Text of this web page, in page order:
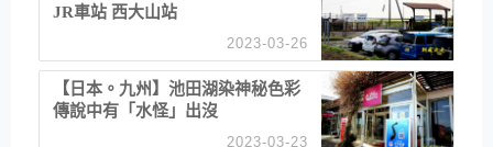
JR車站 西大山站
2023-03-26
【日本。九州】池田湖染神秘色彩
傳說中有「水怪」出沒
2023-03-23